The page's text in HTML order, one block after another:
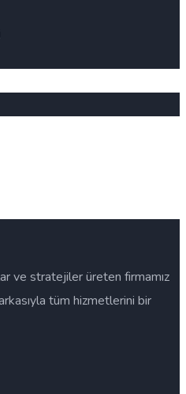
ve stratejiler üreten firmamız
tüm hizmetlerini bir